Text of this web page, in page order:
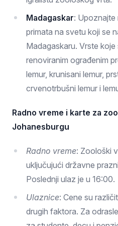
Madagaskar: Upoznajte
primata na svetu koji se
Madagaskaru. Vrste
renoviranim ograđenim
lemur, krunisani lemur,
crvenotrbušni lemur i
Radno vreme i karte za
Johanesburgu
Radno vreme: Zoološki
uključujući državne
Poslednji ulaz je u 16:00.
Ulaznice: Cene su
drugih faktora. Za